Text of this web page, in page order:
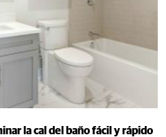
la cal del baño fácil y rápido